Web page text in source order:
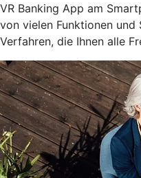
VR Banking App am
von vielen Funktionen und
Verfahren, die Ihnen alle